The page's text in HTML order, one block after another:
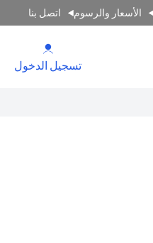
الأسعار والرسوم اتصل بنا
تسجيل الدخول